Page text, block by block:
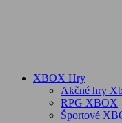
XBOX Hry
Akčné hry
RPG XBOX
Športové